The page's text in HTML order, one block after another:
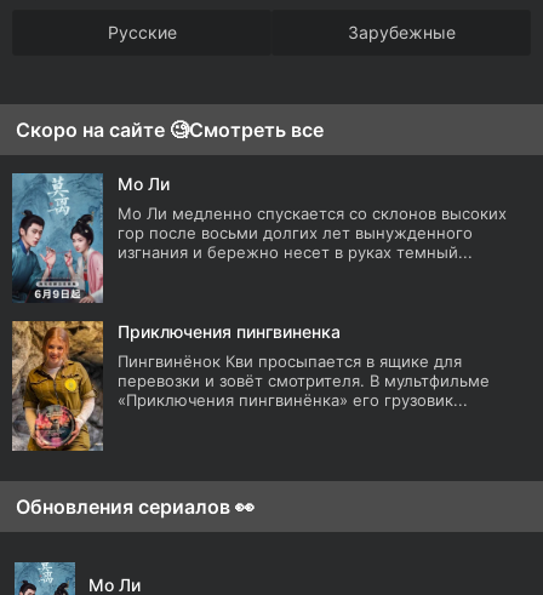
Русские Зарубежные
Скоро на сайте 🧐Смотреть все
Мо Ли
Мо Ли медленно спускается со склонов высоких
гор после восьми долгих лет вынужденного
изгнания и бережно несет в руках темный...
Приключения пингвиненка
Пингвинёнок Кви просыпается в ящике для
перевозки и зовёт смотрителя. В мультфильме
«Приключения пингвинёнка» его грузовик...
Обновления сериалов 👀
Мо Ли